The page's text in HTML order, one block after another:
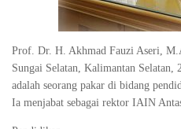
Prof. Dr. H. Akhmad Fauzi Aseri,
Sungai Selatan, Kalimantan Selatan,
adalah seorang pakar di bidang
Ia menjabat sebagai rektor IAIN